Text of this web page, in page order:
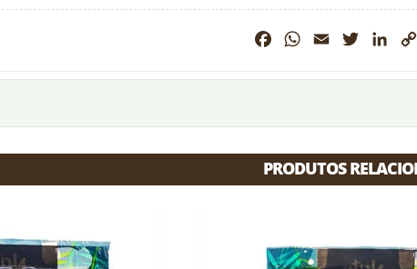
FacebookWhatsApp
Email Twitter
PRODUTOS